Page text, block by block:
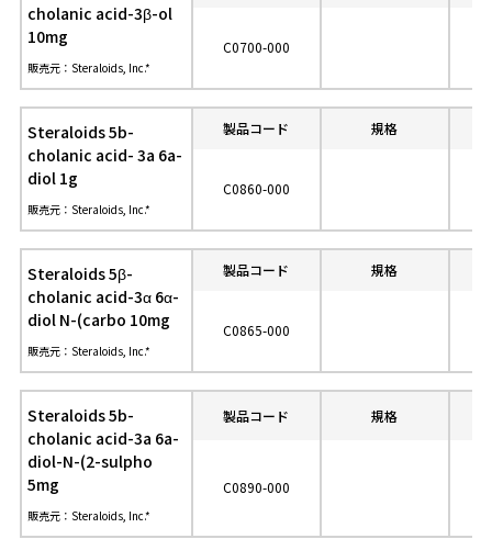
cholanic acid-3β-ol
10mg
販売元：Steraloids, Inc.*
C0700-000
Steraloids 5b-
cholanic acid- 3a 6a-
diol 1g
販売元：Steraloids, Inc.*
製品コード 規格
C0860-000
Steraloids 5β-
cholanic acid-3α 6α-
diol N-(carbo 10mg
販売元：Steraloids, Inc.*
製品コード 規格
C0865-000
Steraloids 5b-
cholanic acid-3a 6a-
diol-N-(2-sulpho
5mg
販売元：Steraloids, Inc.*
製品コード 規格
C0890-000